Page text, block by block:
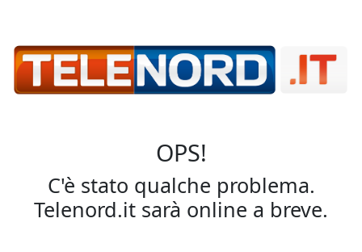
OPS!
C'è stato qualche problema.
Telenord.it sarà online a breve.